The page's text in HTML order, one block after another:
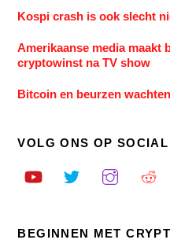
Kospi crash is ook slecht
Amerikaanse media maakt
cryptowinst na TV show
Bitcoin en beurzen
VOLG ONS OP
BEGINNEN MET